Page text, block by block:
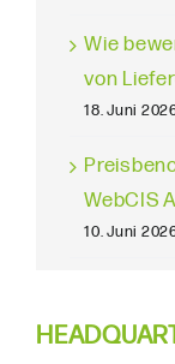
Wie
von
18. Juni
WebCIS
10. Juni